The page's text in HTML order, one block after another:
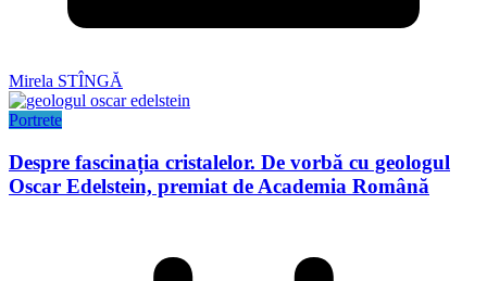
Mirela STÎNGĂ
Portrete
Despre fascinația cristalelor. De vorbă cu geologul
Oscar Edelstein, premiat de Academia Română